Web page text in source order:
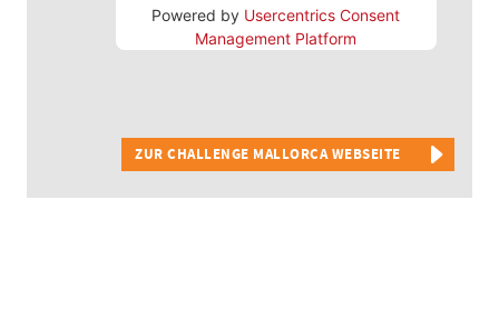
Powered by Usercentrics Consent
Management Platform
ZUR CHALLENGE MALLORCA WEBSEITE